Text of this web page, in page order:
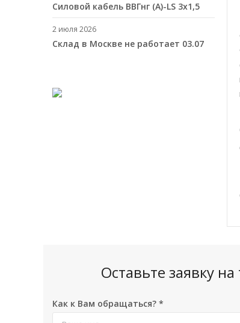
Cиловой кабель ВВГнг (A)-LS 3х1,5
2 июля 2026
Склад в Москве не работает 03.07
Оставьте заявку
Как к Вам обращаться? *